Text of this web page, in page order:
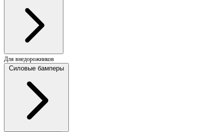
Для внедорожников
Силовые бамперы